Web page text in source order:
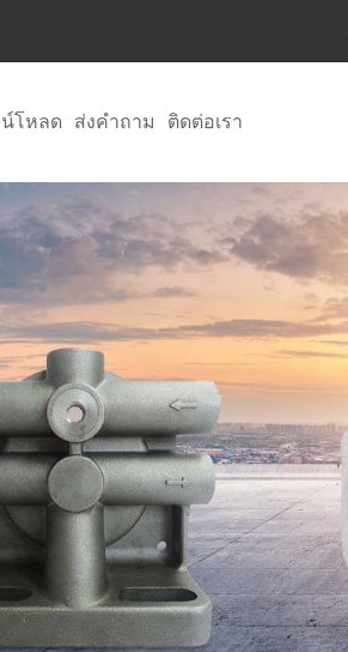
โหลด ส่งคำถาม ติดต่อเรา